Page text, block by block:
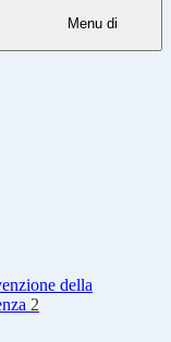
Menu di
della
2